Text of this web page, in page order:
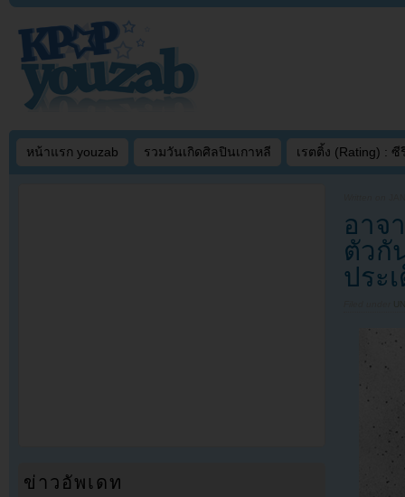
หน้าแรก youzab รวมวันเกิดศิลปินเกาหลี เรตติ้ง (Rating) : ซี
อาจ
ตัวกั
ประ
ข่าวอัพเดท